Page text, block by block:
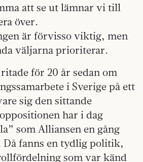
att se ut lämnar vi till
över.
är förvisso viktig, men
väljarna prioriterar.
för 20 år sedan om
i Sverige på ett
sig den sittande
har i dag
som Alliansen en gång
fanns en tydlig politik,
som var känd